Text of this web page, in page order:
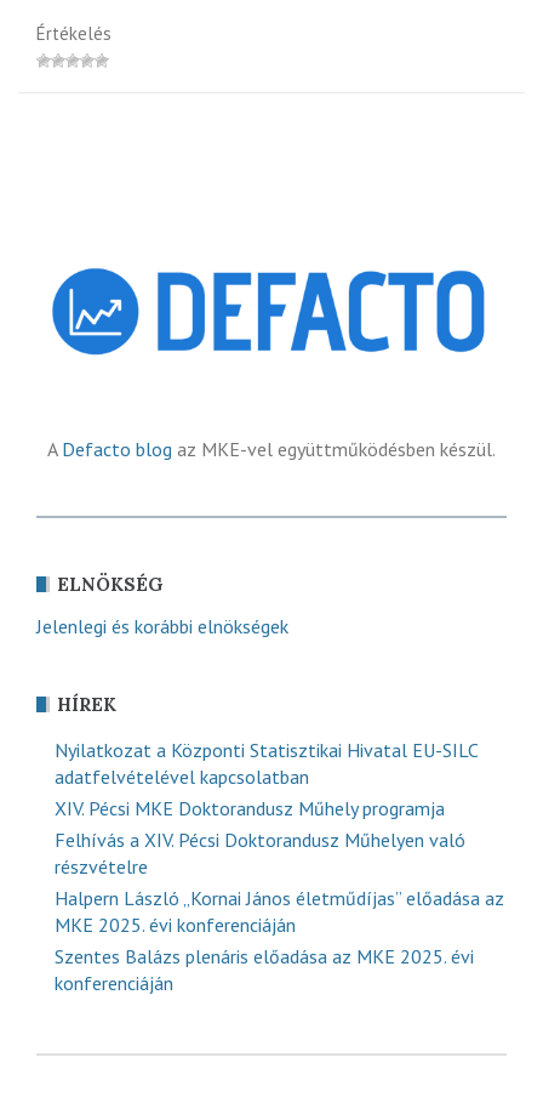
Értékelés
A Defacto blog az MKE-vel együttműködésben készül.
ELNÖKSÉG
Jelenlegi és korábbi elnökségek
HÍREK
Nyilatkozat a Központi Statisztikai Hivatal EU-SILC
adatfelvételével kapcsolatban
XIV. Pécsi MKE Doktorandusz Műhely programja
Felhívás a XIV. Pécsi Doktorandusz Műhelyen való
részvételre
Halpern László „Kornai János életműdíjas” előadása az
MKE 2025. évi konferenciáján
Szentes Balázs plenáris előadása az MKE 2025. évi
konferenciáján